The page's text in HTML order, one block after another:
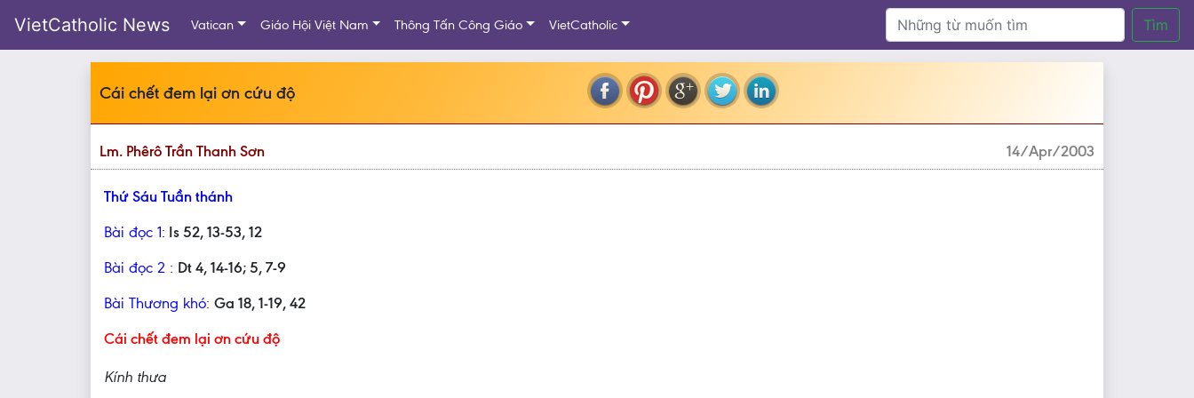
VietCatholic News Vatican Giáo Hội Việt Nam Thông Tấn Công Giáo VietCatholic Tìm
Cái chết đem lại ơn cứu độ
Lm. Phêrô Trần Thanh Sơn 14/Apr/2003
Thứ Sáu Tuần thánh
Bài đọc 1: Is 52, 13-53, 12
Bài đọc 2 : Dt 4, 14-16; 5, 7-9
Bài Thương khó: Ga 18, 1-19, 42
Cái chết đem lại ơn cứu độ
Kính thưa